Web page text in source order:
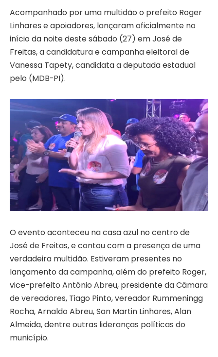
Acompanhado por uma multidão o prefeito Roger
Linhares e apoiadores, lançaram oficialmente no
início da noite deste sábado (27) em José de
Freitas, a candidatura e campanha eleitoral de
Vanessa Tapety, candidata a deputada estadual
pelo (MDB-PI).
O evento aconteceu na casa azul no centro de
José de Freitas, e contou com a presença de uma
verdadeira multidão. Estiveram presentes no
lançamento da campanha, além do prefeito Roger,
vice-prefeito Antônio Abreu, presidente da Câmara
de vereadores, Tiago Pinto, vereador Rummeningg
Rocha, Arnaldo Abreu, San Martin Linhares, Alan
Almeida, dentre outras lideranças políticas do
município.